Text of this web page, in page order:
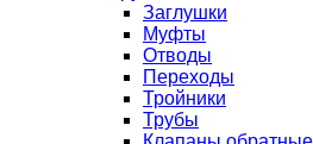
Заглушки
Муфты
Отводы
Переходы
Тройники
Трубы